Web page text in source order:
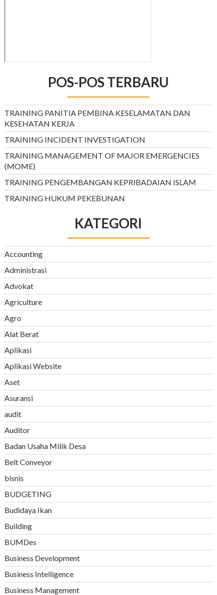
POS-POS TERBARU
TRAINING PANITIA PEMBINA KESELAMATAN DAN
KESEHATAN KERJA
TRAINING INCIDENT INVESTIGATION
TRAINING MANAGEMENT OF MAJOR EMERGENCIES
(MOME)
TRAINING PENGEMBANGAN KEPRIBADAIAN ISLAM
TRAINING HUKUM PEKEBUNAN
KATEGORI
Accounting
Administrasi
Advokat
Agriculture
Agro
Alat Berat
Aplikasi
Aplikasi Website
Aset
Asuransi
audit
Auditor
Badan Usaha Milik Desa
Belt Conveyor
bisnis
BUDGETING
Budidaya Ikan
Building
BUMDes
Business Development
Business Intelligence
Business Management